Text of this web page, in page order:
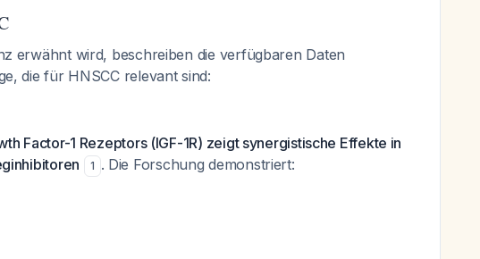
erwähnt wird, beschreiben die verfügbaren Daten
die für HNSCC relevant sind:
Factor-1 Rezeptors (IGF-1R) zeigt synergistische Effekte in
1 . Die Forschung demonstriert: